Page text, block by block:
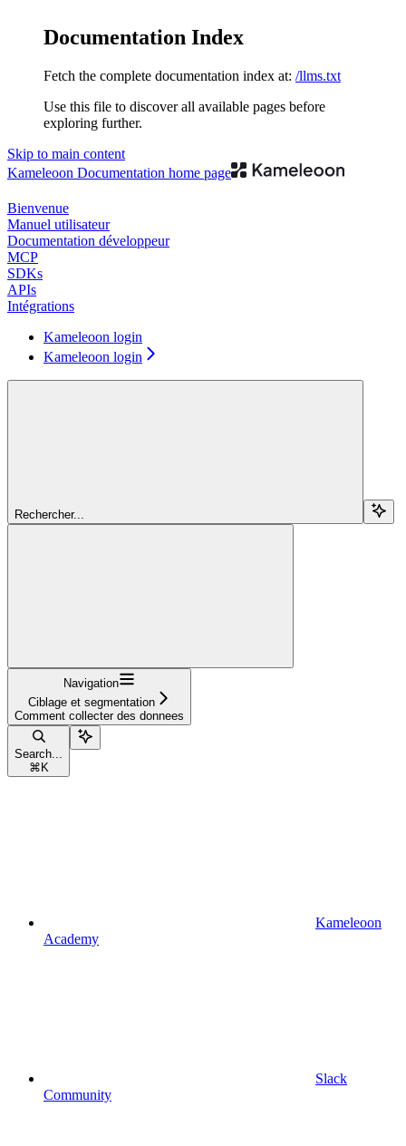
Documentation Index
Fetch the complete documentation index at: /llms.txt
Use this file to discover all available pages before
exploring further.
Skip to main content
Kameleoon Documentation home page
Bienvenue
Manuel utilisateur
Documentation développeur
MCP
SDKs
APIs
Intégrations
Kameleoon login
Kameleoon login
Rechercher...
Navigation
Ciblage et segmentation
Comment collecter des donnees
Search...
⌘ K
Kameleoon
Academy
Slack
Community